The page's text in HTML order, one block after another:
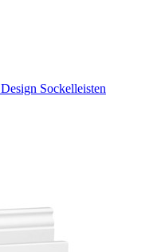
Design Sockelleisten